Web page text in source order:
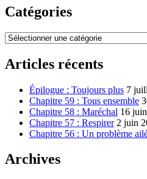
Catégories
Catégories
Articles récents
Épilogue : Toujours plus 7
Chapitre 59 : Tous ensemble
Chapitre 58 : Maréchal 16
Chapitre 57 : Respirer 2 juin
Chapitre 56 : Un problème
Archives